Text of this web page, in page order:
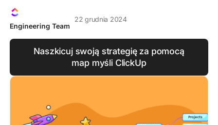
Engineering Team
22 grudnia 2024
Naszkicuj swoją strategię za pomocą
map myśli ClickUp